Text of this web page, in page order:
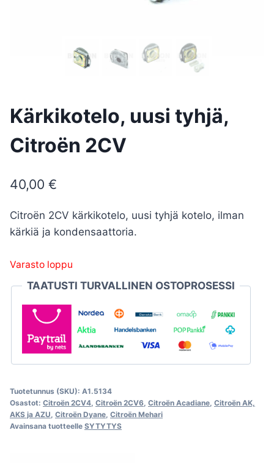
Kärkikotelo, uusi tyhjä,
Citroën 2CV
40,00 €
Citroën 2CV kärkikotelo, uusi tyhjä kotelo, ilman
kärkiä ja kondensaattoria.
Varasto loppu
TAATUSTI TURVALLINEN OSTOPROSESSI
Tuotetunnus (SKU): A1.5134
Osastot: Citroën 2CV4 Citroën 2CV6 Citroën Acadiane Citroën AK,
AKS ja AZU Citroën Dyane Citroën Mehari
Avainsana tuotteelle SYTYTYS